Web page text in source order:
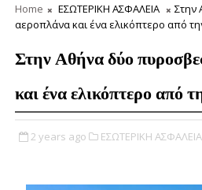
Home ΕΣΩΤΕΡΙΚΗ ΑΣΦΑΛΕΙΑ
Στην
αεροπλάνα και ένα ελικόπτερο από
Στην Αθήνα δύο
και ένα ελικόπτερο από
2 years ago ΕΣΩΤΕΡΙΚΗ